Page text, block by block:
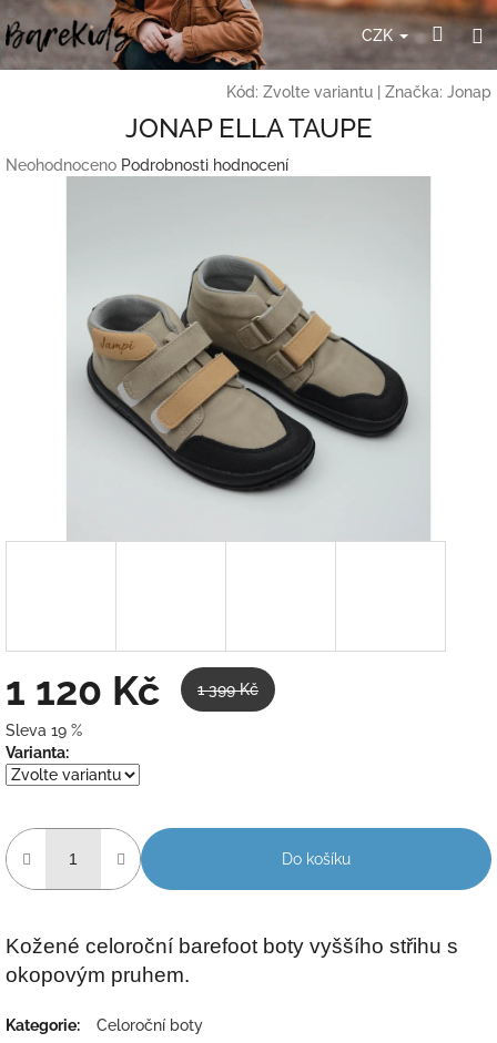
Přejít
na
obsah
CZK
Kód: Zvolte variantu Značka: Jonap
JONAP ELLA TAUPE
Průměrné
Neohodnoceno Podrobnosti hodnocení
1 120 Kč 1 399 Kč
Sleva 19 %
Měrná
cena:
Varianta:
Do košíku
Kožené celoroční barefoot boty vyššího střihu s
okopovým pruhem.
Kategorie:
Celoroční boty